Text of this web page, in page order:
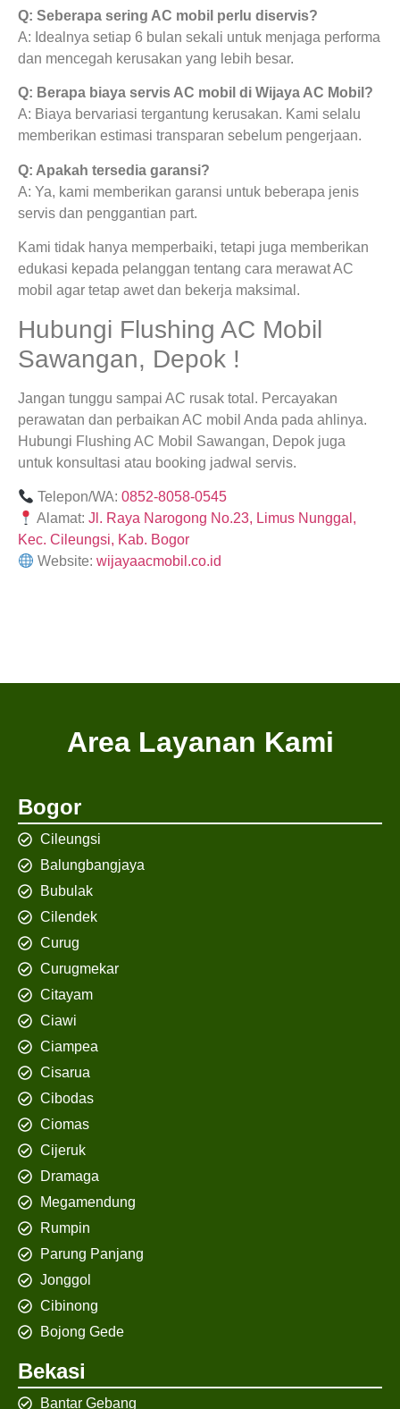
Q: Seberapa sering AC mobil perlu diservis?
A: Idealnya setiap 6 bulan sekali untuk menjaga performa
dan mencegah kerusakan yang lebih besar.
Q: Berapa biaya servis AC mobil di Wijaya AC Mobil?
A: Biaya bervariasi tergantung kerusakan. Kami selalu
memberikan estimasi transparan sebelum pengerjaan.
Q: Apakah tersedia garansi?
A: Ya, kami memberikan garansi untuk beberapa jenis
servis dan penggantian part.
Kami tidak hanya memperbaiki, tetapi juga memberikan
edukasi kepada pelanggan tentang cara merawat AC
mobil agar tetap awet dan bekerja maksimal.
Hubungi Flushing AC Mobil
Sawangan, Depok !
Jangan tunggu sampai AC rusak total. Percayakan
perawatan dan perbaikan AC mobil Anda pada ahlinya.
Hubungi Flushing AC Mobil Sawangan, Depok juga
untuk konsultasi atau booking jadwal servis.
Telepon/WA:0852-8058-0545
Alamat:Jl. Raya Narogong No.23, Limus Nunggal,
Kec. Cileungsi, Kab. Bogor
Website:wijayaacmobil.co.id
Area Layanan Kami
Bogor
Cileungsi
Balungbangjaya
Bubulak
Cilendek
Curug
Curugmekar
Citayam
Ciawi
Ciampea
Cisarua
Cibodas
Ciomas
Cijeruk
Dramaga
Megamendung
Rumpin
Parung Panjang
Jonggol
Cibinong
Bojong Gede
Bekasi
Bantar Gebang